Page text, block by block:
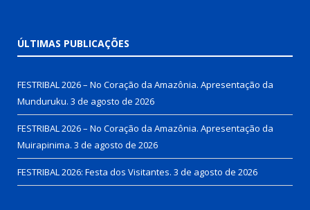
ÚLTIMAS PUBLICAÇÕES
FESTRIBAL 2026 – No Coração da Amazônia. Apresentação da
Munduruku. 3 de agosto de 2026
FESTRIBAL 2026 – No Coração da Amazônia. Apresentação da
Muirapinima. 3 de agosto de 2026
FESTRIBAL 2026: Festa dos Visitantes. 3 de agosto de 2026